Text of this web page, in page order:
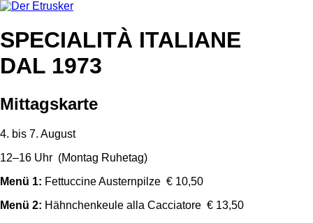
SPECIALITÀ ITALIANE
DAL 1973
Mittagskarte
4. bis 7. August
12–16 Uhr (Montag Ruhetag)
Menü 1: Fettuccine Austernpilze € 10,50
Menü 2: Hähnchenkeule alla Cacciatore € 13,50